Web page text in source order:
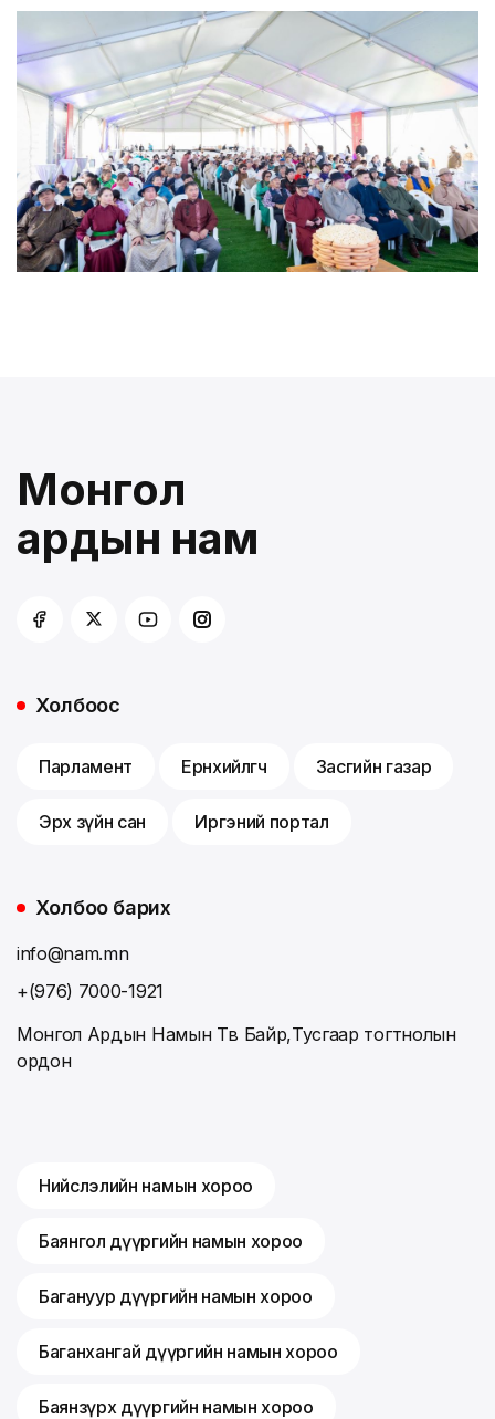
Монгол
ардын нам
Холбоос
Парламент Ерөнхийлөгч Засгийн газар
Эрх зүйн сан Иргэний портал
Холбоо барих
info@nam.mn
+(976) 7000-1921
Монгол Ардын Намын Төв Байр,Тусгаар тогтнолын
ордон
Нийслэлийн намын хороо
Баянгол дүүргийн намын хороо
Багануур дүүргийн намын хороо
Баганхангай дүүргийн намын хороо
Баянзүрх дүүргийн намын хороо